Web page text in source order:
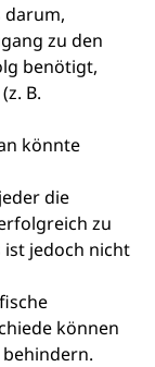
darum,
zu den
benötigt,
B.
könnte
die
zu
ist jedoch nicht
können